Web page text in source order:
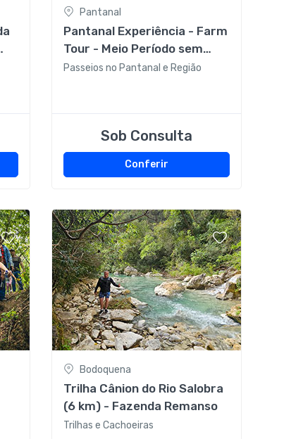
Pantanal
Pantanal Experiência - Farm
Tour - Meio Período sem
almoço
Passeios no Pantanal e Região
Sob Consulta
Conferir
Bodoquena
Trilha Cânion do Rio Salobra
(6 km) - Fazenda Remanso
Trilhas e Cachoeiras